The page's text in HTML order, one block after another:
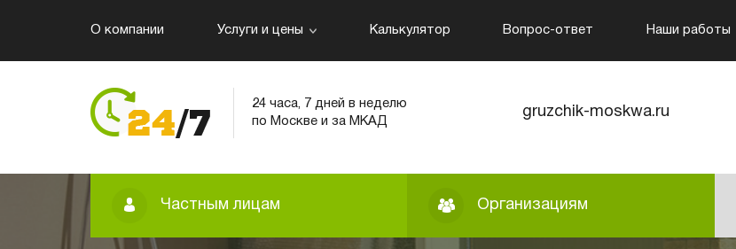
О компании Услуги и цены Калькулятор Вопрос-ответ Наши работы
24 часа, 7 дней в неделю
по Москве и за МКАД
gruzchik-moskwa.ru
Частным лицам Организациям